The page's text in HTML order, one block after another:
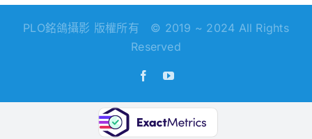
PLO銘鴿攝影 版權所有 © 2019 ~ 2024 All Rights
Reserved
FacebookYouTube